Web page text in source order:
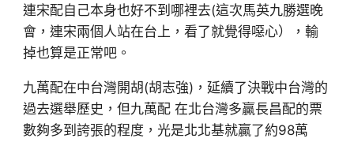
連宋配自己本身也好不到哪裡去(這次馬英九勝選晚
會，連宋兩個人站在台上，看了就覺得噁心），輸
掉也算是正常吧。
九萬配在中台灣開胡(胡志強)，延續了決戰中台灣的
過去選舉歷史，但九萬配 在北台灣多贏長昌配的票
數夠多到誇張的程度，光是北北基就贏了約98萬